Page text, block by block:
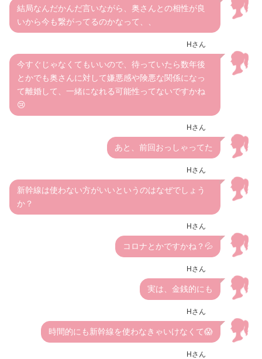
結局なんだかんだ言いながら、奥さんとの相性が良
いから今も繋がってるのかなって、、
Hさん
今すぐじゃなくてもいいので、待っていたら数年後
とかでも奥さんに対して嫌悪感や険悪な関係になっ
て離婚して、一緒になれる可能性ってないですかね
😢
Hさん
あと、前回おっしゃってた
Hさん
新幹線は使わない方がいいというのはなぜでしょう
か？
Hさん
コロナとかですかね？💦
Hさん
実は、金銭的にも
Hさん
時間的にも新幹線を使わなきゃいけなくて😱
Hさん